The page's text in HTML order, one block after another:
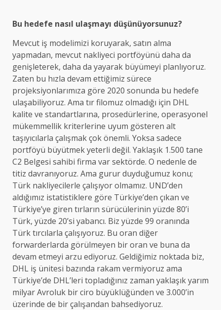
Bu hedefe nasıl ulaşmayı düşünüyorsunuz?
Mevcut iş modelimizi koruyarak, satın alma
yapmadan, mevcut nakliyeci portföyünü daha da
genişleterek, daha da yayarak büyümeyi planlıyoruz.
Zaten bu hızla devam ettiğimiz sürece
projeksiyonlarımıza göre 2020 sonunda bu hedefe
ulaşabiliyoruz. Ama tır filomuz olmadığı için DHL
kalite ve standartlarına, prosedürlerine, operasyonel
mükemmellik kriterlerine uyum gösteren alt
taşıyıcılarla çalışmak çok önemli. Yoksa sadece
portföyü büyütmek yeterli değil. Yaklaşık 1.500 tane
C2 Belgesi sahibi firma var sektörde. O nedenle de
titiz davranıyoruz. Ama gurur duyduğumuz konu;
Türk nakliyecilerle çalışıyor olmamız. UND’den
aldığımız istatistiklere göre Türkiye’den çıkan ve
Türkiye’ye giren tırların sürücülerinin yüzde 80’i
Türk, yüzde 20’si yabancı. Biz yüzde 99 oranında
Türk tırcılarla çalışıyoruz. Bu oran diğer
forwarderlarda görülmeyen bir oran ve buna da
devam etmeyi arzu ediyoruz. Geldiğimiz noktada biz,
DHL iş ünitesi bazında rakam vermiyoruz ama
Türkiye’de DHL’leri topladığınız zaman yaklaşık yarım
milyar Avroluk bir ciro büyüklüğünden ve 3.000’in
üzerinde de bir çalışandan bahsediyoruz.